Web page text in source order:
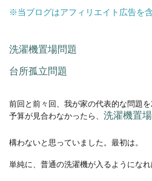
※当ブログはアフィリエイト広告を
洗濯機置場問題
台所孤立問題
前回と前々回、我が家の代表的な問題を
予算が見合わなかったら、 洗濯機置
構わないと思っていました。最初は。
単純に、普通の洗濯機が入るようになれ